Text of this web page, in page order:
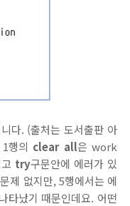
다. (출처는 도서출판 아
행의 clear all은 work
try구문안에 에러가 있
제 없지만, 5행에서는 에
타났기 때문인데요. 어떤